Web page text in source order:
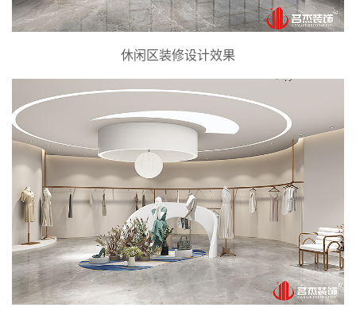
休闲区装修设计效果